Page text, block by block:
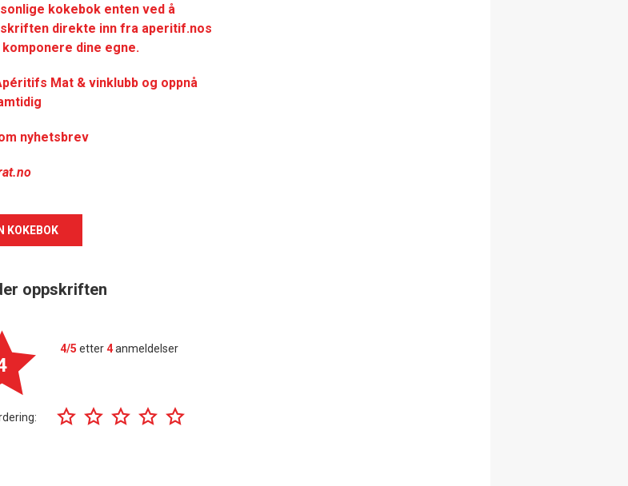
kokebok enten ved å
direkte inn fra aperitif.nos
dine egne.
Mat & vinklubb og oppnå
nyhetsbrev
KOKEBOK
oppskriften
4/5 etter4anmeldelser